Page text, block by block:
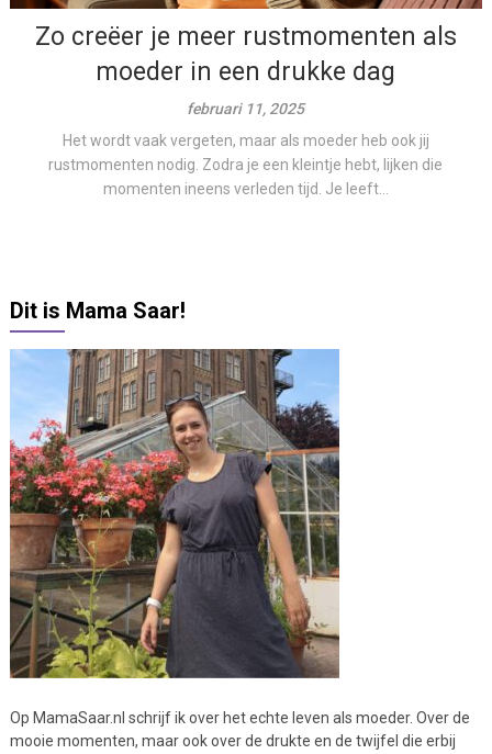
Zo creëer je meer rustmomenten als
moeder in een drukke dag
februari 11, 2025
Het wordt vaak vergeten, maar als moeder heb ook jij
rustmomenten nodig. Zodra je een kleintje hebt, lijken die
momenten ineens verleden tijd. Je leeft...
Dit is Mama Saar!
Op MamaSaar.nl schrijf ik over het echte leven als moeder. Over de
mooie momenten, maar ook over de drukte en de twijfel die erbij